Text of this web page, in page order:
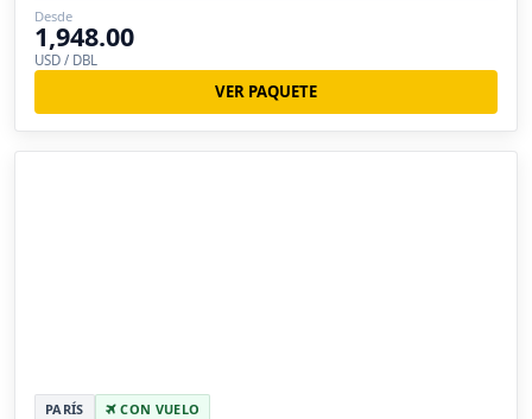
Desde
1,948.00
USD / DBL
VER PAQUETE
PARÍS CON VUELO